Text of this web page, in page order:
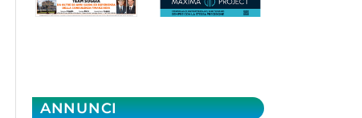
ANNUNCI